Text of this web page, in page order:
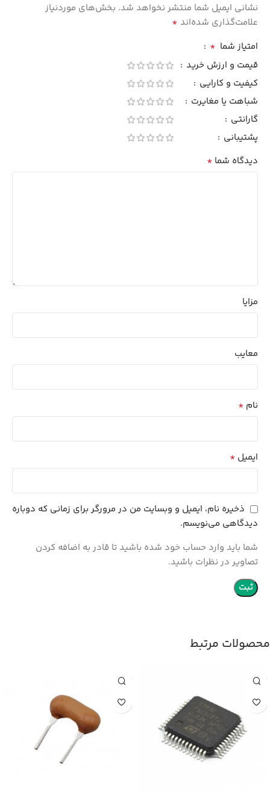
نشانی ایمیل شما منتشر نخواهد شد. بخش‌های موردنیاز
علامت‌گذاری شده‌اند *
امتیاز شما *
قیمت و ارزش خرید
کیفیت و کارایی
شباهت یا مغایرت
گارانتی
پشتیبانی
دیدگاه شما *
مزایا
معایب
نام *
ایمیل *
ذخیره نام، ایمیل و وبسایت من در مرورگر برای زمانی که دوباره
دیدگاهی می‌نویسم.
شما باید وارد حساب خود شده باشید تا قادر به اضافه کردن
تصاویر در نظرات باشید.
محصولات مرتبط